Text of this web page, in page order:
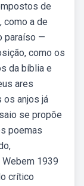
de
como a de
paraíso —
como os
da bíblia e
ares
anjos já
se propõe
poemas
1939
crítico